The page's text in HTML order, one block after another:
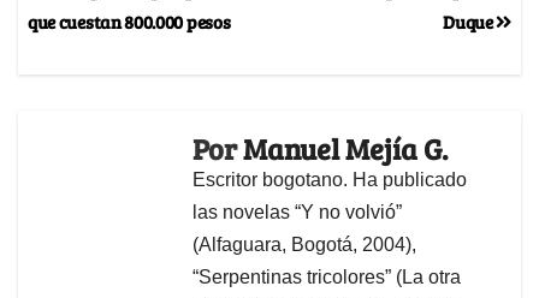
Duque
que cuestan 800.000 pesos
PorManuel Mejía G.
Escritor bogotano. Ha publicado
las novelas “Y no volvió”
(Alfaguara, Bogotá, 2004),
“Serpentinas tricolores” (La otra